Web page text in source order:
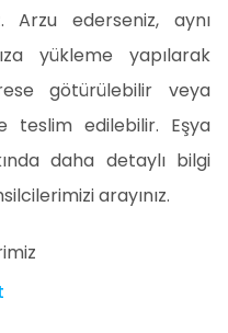
Arzu ederseniz, aynı
yükleme yapılarak
götürülebilir veya
teslim edilebilir. Eşya
daha detaylı bilgi
arayınız.